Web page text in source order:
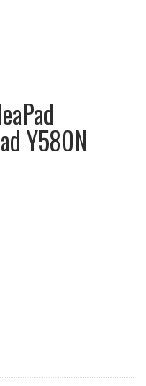
Y580N